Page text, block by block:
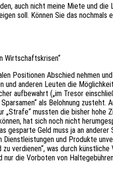
auch nicht meine Miete und
soll. Können Sie das noch­mals
Wirtschaftskrisen“
Posi­tio­nen Abschied nehmen
und ande­ren Leuten die
aufbe­wahrt („im Tresor
als Beloh­nung
„Strafe“ muss­ten die bisher hohe
hat sich noch nicht
gespar­te Geld muss ja an
Dienst­leis­tun­gen und Produk­te
zu verdie­nen“, was durch
nur die Vorbo­ten von